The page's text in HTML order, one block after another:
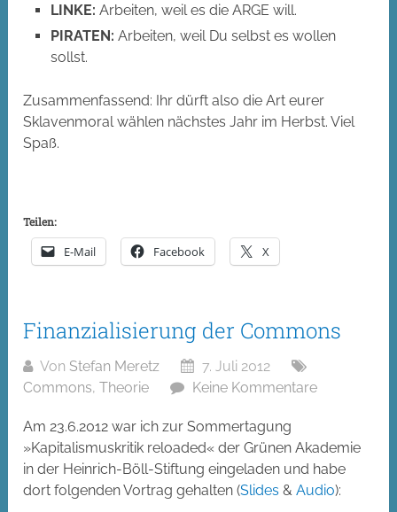
LINKE: Arbeiten, weil es die ARGE will.
PIRATEN: Arbeiten, weil Du selbst es wollen
sollst.
Zusammenfassend: Ihr dürft also die Art eurer
Sklavenmoral wählen nächstes Jahr im Herbst. Viel
Spaß.
Teilen:
E-Mail Facebook X
Finanzialisierung der Commons
Von Stefan Meretz
7. Juli 2012
Commons,Theorie Keine Kommentare
Am 23.6.2012 war ich zur Sommertagung
»Kapitalismuskritik reloaded« der Grünen Akademie
in der Heinrich-Böll-Stiftung eingeladen und habe
dort folgenden Vortrag gehalten (Slides &Audio):